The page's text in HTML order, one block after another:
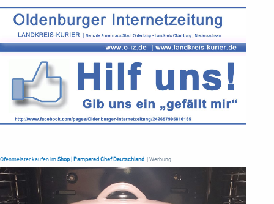
Ofenmeister kaufen im Shop | Pampered Chef Deutschland | Werbung